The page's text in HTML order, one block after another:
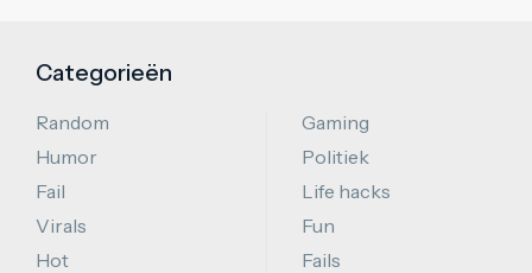
Categorieën
Random
Humor
Fail
Virals
Hot
Gaming
Politiek
Life hacks
Fun
Fails